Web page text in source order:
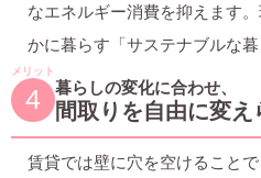
なエネルギー消費を抑えます
かに暮らす「サステナブルな暮
メリット
4 暮らしの変化に合わせ、
間取りを自由に変え
賃貸では壁に穴を空けること